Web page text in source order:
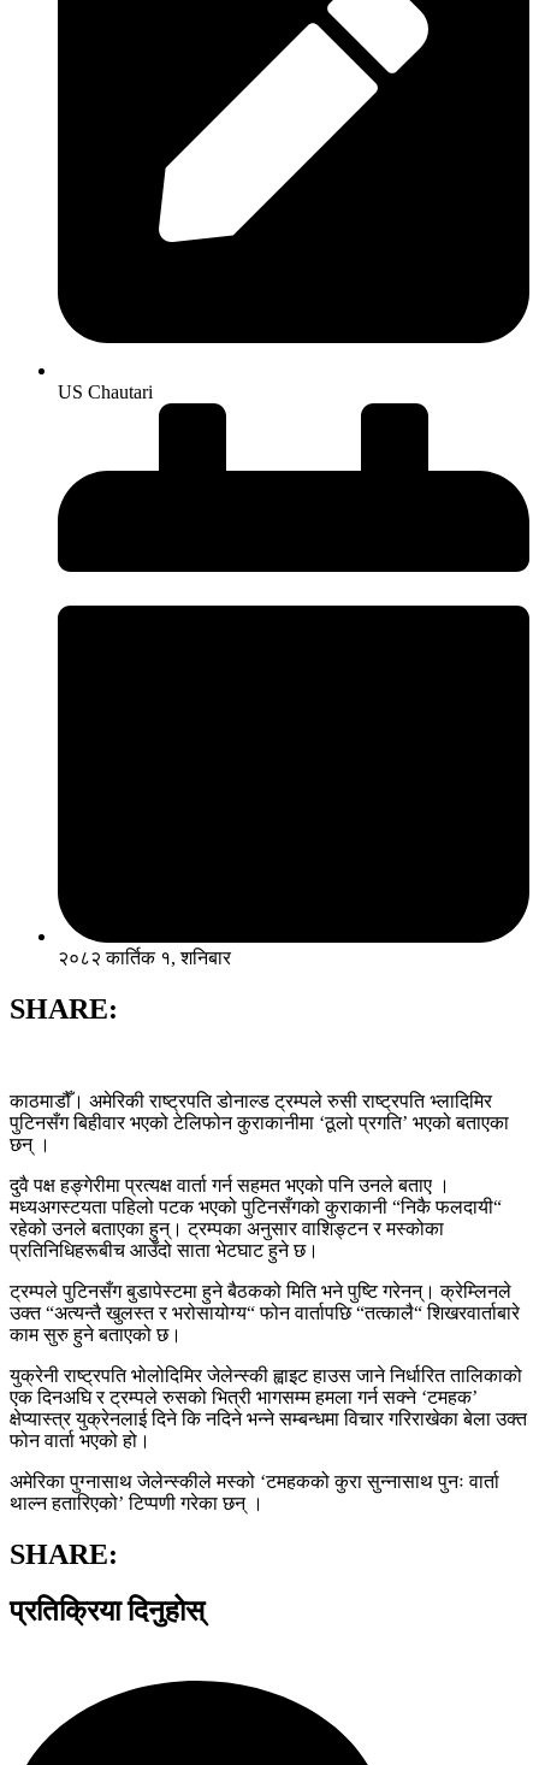
US Chautari
२०८२ कार्तिक १, शनिबार
SHARE:
काठमाडौँ। अमेरिकी राष्ट्रपति डोनाल्ड ट्रम्पले रुसी राष्ट्रपति भ्लादिमिर
पुटिनसँग बिहीवार भएको टेलिफोन कुराकानीमा ‘ठूलो प्रगति’ भएको बताएका
छन् ।
दुवै पक्ष हङ्गेरीमा प्रत्यक्ष वार्ता गर्न सहमत भएको पनि उनले बताए ।
मध्यअगस्टयता पहिलो पटक भएको पुटिनसँगको कुराकानी “निकै फलदायी“
रहेको उनले बताएका हुन्। ट्रम्पका अनुसार वाशिङ्टन र मस्कोका
प्रतिनिधिहरूबीच आउँदो साता भेटघाट हुने छ।
ट्रम्पले पुटिनसँग बुडापेस्टमा हुने बैठकको मिति भने पुष्टि गरेनन्। क्रेम्लिनले
उक्त “अत्यन्तै खुलस्त र भरोसायोग्य“ फोन वार्तापछि “तत्कालै“ शिखरवार्ताबारे
काम सुरु हुने बताएको छ।
युक्रेनी राष्ट्रपति भोलोदिमिर जेलेन्स्की ह्वाइट हाउस जाने निर्धारित तालिकाको
एक दिनअघि र ट्रम्पले रुसको भित्री भागसम्म हमला गर्न सक्ने ‘टमहक’
क्षेप्यास्त्र युक्रेनलाई दिने कि नदिने भन्ने सम्बन्धमा विचार गरिराखेका बेला उक्त
फोन वार्ता भएको हो।
अमेरिका पुग्नासाथ जेलेन्स्कीले मस्को ‘टमहकको कुरा सुन्नासाथ पुनः वार्ता
थाल्न हतारिएको’ टिप्पणी गरेका छन् ।
SHARE:
प्रतिक्रिया दिनुहोस्